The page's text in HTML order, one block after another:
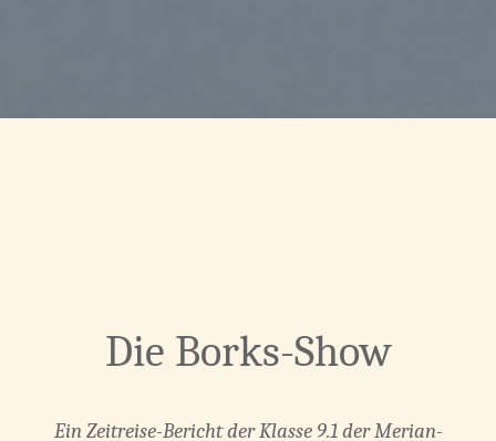
Die Borks-Show
Ein Zeitreise-Bericht der Klasse 9.1 der Merian-